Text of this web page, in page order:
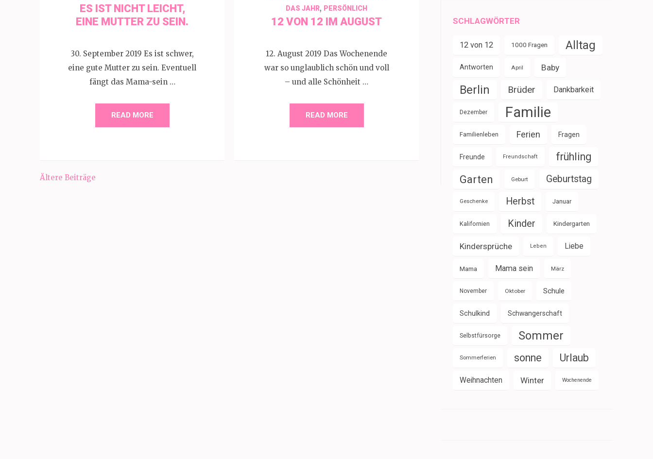
ES IST NICHT LEICHT,
EINE MUTTER ZU SEIN.
30. September 2019 Es ist schwer,
eine gute Mutter zu sein. Eventuell
fängt das Mama-sein …
READ MORE
DAS JAHR, PERSÖNLICH
12 VON 12 IM AUGUST
12. August 2019 Das Wochenende
war so unglaublich schön und voll
– und alle Schönheit …
READ MORE
Beitragsnavigation
Ältere Beiträge
SCHLAGWÖRTER
12 von 12 1000 Fragen Alltag
Antworten April Baby
Berlin Brüder Dankbarkeit
Dezember Familie
Familienleben Ferien Fragen
Freunde Freundschaft frühling
Garten Geburt Geburtstag
Geschenke Herbst Januar
Kalifornien Kinder Kindergarten
Kindersprüche Leben Liebe
Mama Mama sein März
November Oktober Schule
Schulkind Schwangerschaft
Selbstfürsorge Sommer
Sommerferien sonne Urlaub
Weihnachten Winter Wochenende